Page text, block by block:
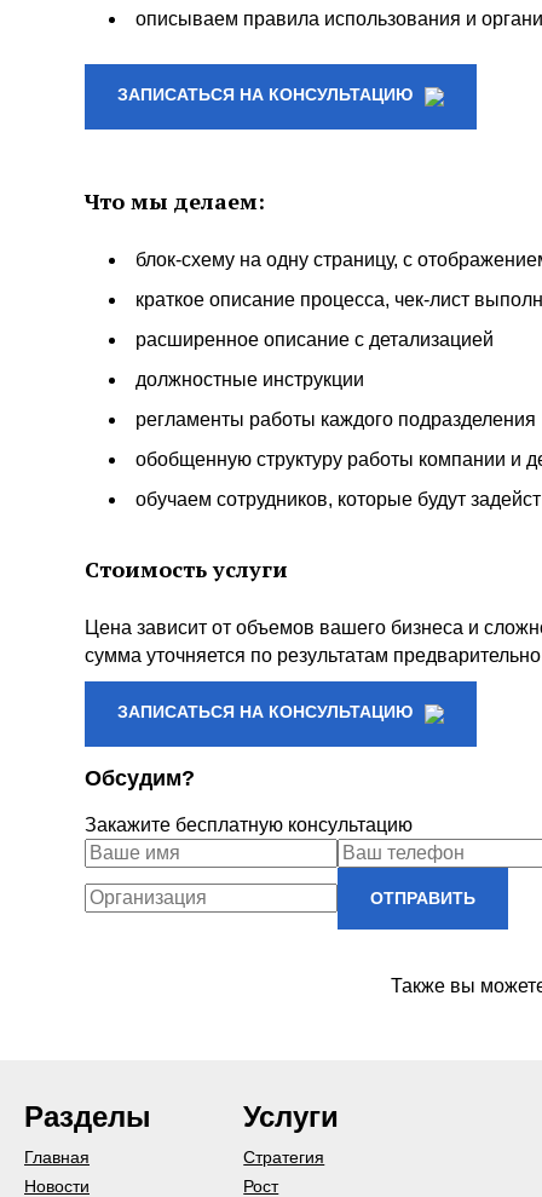
описываем правила использования и
ЗАПИСАТЬСЯ НА КОНСУЛЬТАЦИЮ
Что мы делаем:
блок-схему на одну страницу, с
краткое описание процесса, чек-лист
расширенное описание с детализацией
должностные инструкции
регламенты работы каждого
обобщенную структуру работы компании и
обучаем сотрудников, которые будут
Стоимость услуги
Цена зависит от объемов вашего бизнеса и
сумма уточняется по результатам
ЗАПИСАТЬСЯ НА КОНСУЛЬТАЦИЮ
Обсудим?
Закажите бесплатную консультацию
ОТПРАВИТЬ
Также вы
Разделы Услуги
Главная
Новости
Стратегия
Рост